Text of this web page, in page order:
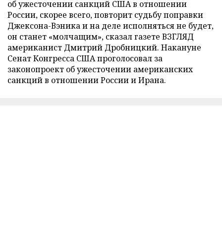
об ужесточении санкций США в отношении
России, скорее всего, повторит судьбу поправки
Джексона-Вэника и на деле исполняться не будет,
он станет «молчащим», сказал газете ВЗГЛЯД
американист Дмитрий Дробницкий. Накануне
Сенат Конгресса США проголосовал за
законопроект об ужесточении американских
санкций в отношении России и Ирана.